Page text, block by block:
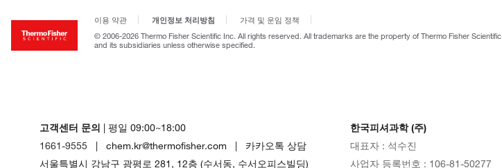
이용 약관 개인정보 처리방침
가격 및 운임 정책
© 2006-2026 Thermo Fisher Scientific Inc. All rights reserved. All trademarks are the property of Thermo Fisher Scientific
and its subsidiaries unless otherwise specified.
고객센터 문의 | 평일 09:00~18:00
1661-9555 | chem.kr@thermofisher.com | 카카오톡 상담
서울특별시 강남구 광평로 281, 12층 (수서동, 수서오피스빌딩)
한국피셔과학 (주)
대표자 : 석수진
사업자 등록번호 : 106-81-50277